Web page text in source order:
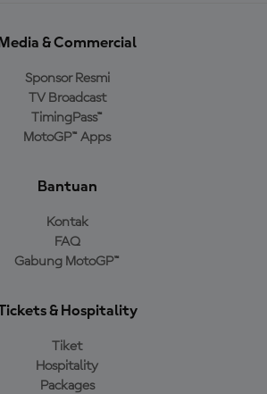
Media & Commercial
Sponsor Resmi
TV Broadcast
TimingPass™
MotoGP™ Apps
Bantuan
Kontak
FAQ
Gabung MotoGP™
& Hospitality
Tiket
Hospitality
Packages